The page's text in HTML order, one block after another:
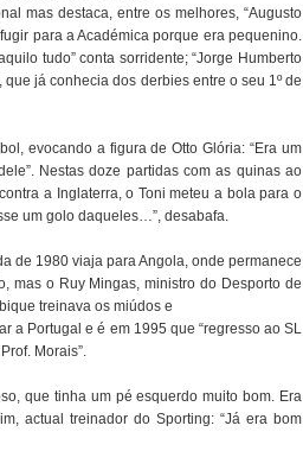
mas destaca, entre os melhores, “Augusto
para a Académica porque era pequenino.
tudo” conta sorridente; “Jorge Humberto
já conhecia dos derbies entre o seu 1º de
evocando a figura de Otto Glória: “Era um
Nestas doze partidas com as quinas ao
a Inglaterra, o Toni meteu a bola para o
um golo daqueles…”, desabafa.
de 1980 viaja para Angola, onde permanece
mas o Ruy Mingas, ministro do Desporto de
treinava os miúdos e
a Portugal e é em 1995 que “regresso ao SL
Morais”.
que tinha um pé esquerdo muito bom. Era
actual treinador do Sporting: “Já era bom